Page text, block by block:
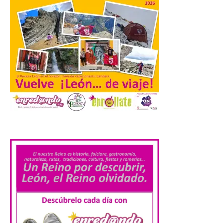
La formación leonesista
registró una batería de
preguntas escritas en las
Cortes autonómicas
mediante las cuales vuelve
a reclamar a la institución autonómica
que exija al Gobierno de España la
supresión de este peaje por la ilegalidad
de la prórroga […]
El alumnado de FP crece
matriculados y marca un
nuevo récord
10 Ago 2026
El Ministerio publica la
Enseñanzas no